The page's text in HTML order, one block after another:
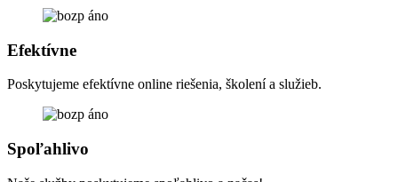
Efektívne
Poskytujeme efektívne online riešenia, školení a služieb.
Spoľahlivo